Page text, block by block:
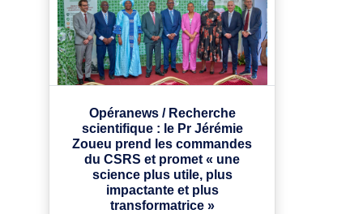
Opéranews / Recherche
scientifique : le Pr Jérémie
Zoueu prend les commandes
du CSRS et promet « une
science plus utile, plus
impactante et plus
transformatrice »